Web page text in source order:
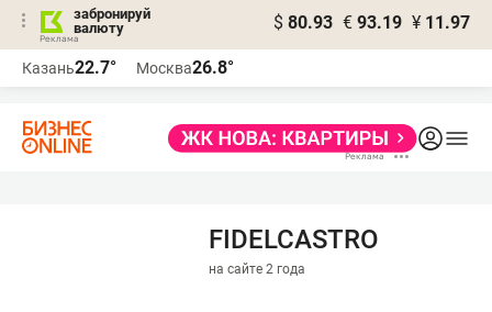
забронируй
валюту
$ 80.93 € 93.19 ¥ 11.97
Казань22.7° Москва26.8°
FIDELCASTRO
на сайте 2 года